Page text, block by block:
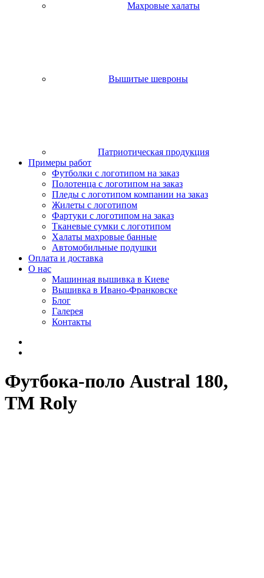
Махровые халаты
Вышитые шевроны
Патриотическая продукция
Примеры работ
Футболки с логотипом на заказ
Полотенца с логотипом на заказ
Пледы с логотипом компании на заказ
Жилеты с логотипом
Фартуки с логотипом на заказ
Тканевые сумки с логотипом
Халаты махровые банные
Автомобильные подушки
Оплата и доставка
О нас
Машинная вышивка в Киеве
Вышивка в Ивано-Франковске
Блог
Галерея
Контакты
Футбока-поло Austral 180,
TM Roly